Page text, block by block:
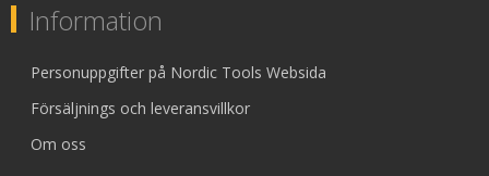
Information
Personuppgifter på Nordic Tools Websida
Försäljnings och leveransvillkor
Om oss